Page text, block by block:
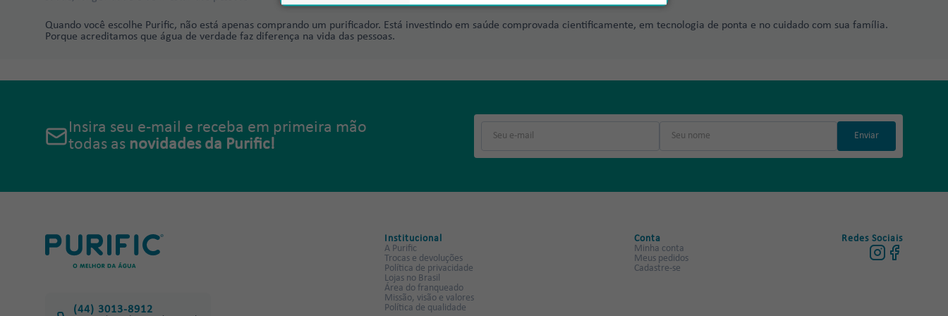
Quando você escolhe Purific, não está apenas comprando um purificador. Está investindo em saúde comprovada cientificamente, em tecnologia de ponta e no cuidado com sua família.
Porque acreditamos que água de verdade faz diferença na vida das pessoas.
Insira seu e-mail e receba em primeira mão
todas as novidades da Purific!
Enviar
(44) 3013-8912
Institucional
A Purific
Trocas e devoluções
Política de privacidade
Lojas no Brasil
Área do franqueado
Missão, visão e valores
Política de qualidade
Conta
Minha conta
Meus pedidos
Cadastre-se
Redes Sociais